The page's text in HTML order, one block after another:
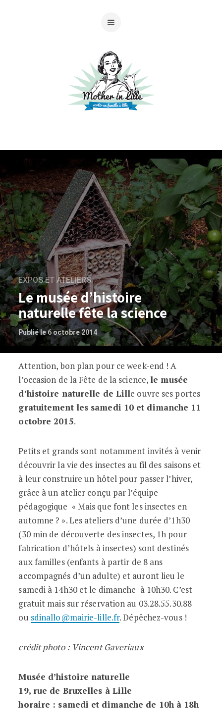
EXPOS ET ATELIERS
Le musée d’histoire
naturelle fête la science
Publié le 6 octobre 2014
Le musée d’histoire naturelle fête la
Attention, bon plan pour ce week-end ! A
l’occasion de la Fête de la science,le musée
d’histoire naturelle de Lille ouvre ses portes
gratuitement les samedi 10 et dimanche 11
octobre 2015.
Petits et grands sont notamment invités à venir
découvrir la vie des insectes au fil des saisons et
à leur construire un hôtel pour passer l’hiver,
grâce à un atelier conçu par l’équipe
pédagogique « Mais que font les insectes en
automne ? ». Les ateliers d’une durée d’1h30
(30 min de découverte des insectes, 1h pour
fabrication d’hôtels à insectes) sont destinés
aux familles (enfants à partir de 8 ans
accompagnés d’un adulte) et auront lieu le
samedi à 14h30 et le dimanche à 10h30. C’est
gratuit mais sur réservation au 03.28.55.30.88
ou sdinallo@mairie-lille.fr. Dépêchez-vous !
crédit photo : Vincent Gaveriaux
Musée d’histoire naturelle
19, rue de Bruxelles à Lille
horaire : samedi et dimanche de 10h à 18h